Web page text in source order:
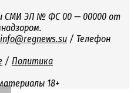
СМИ ЭЛ № ФС 00 — 00000 от
info@regnews.su / Телефон
/ Политика
18+